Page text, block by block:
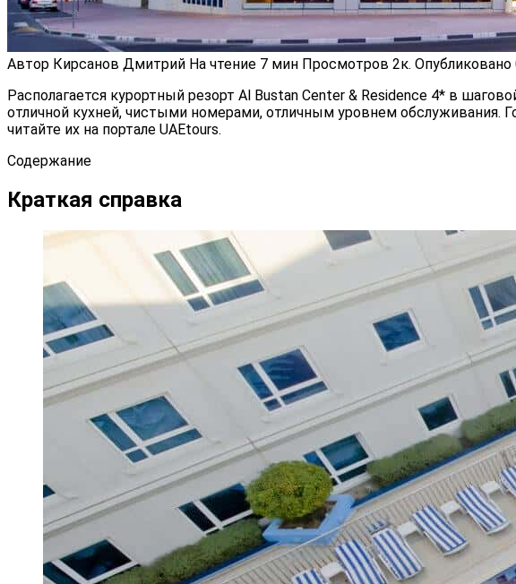
Автор Кирсанов Дмитрий На чтение 7 мин Просмотров 2к. Опубликовано
Располагается курортный резорт Al Bustan Center & Residence 4* в
отличной кухней, чистыми номерами, отличным уровнем
читайте их на портале UAEtours.
Содержание
Краткая справка